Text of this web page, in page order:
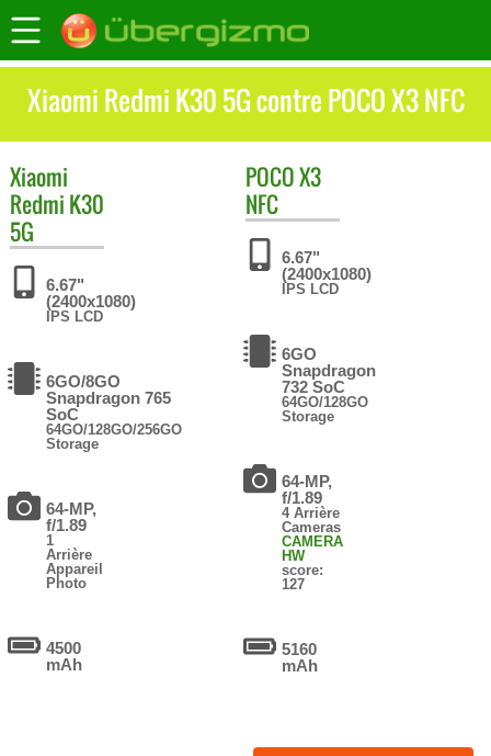
Xiaomi Redmi K30 5G contre POCO X3 NFC
Xiaomi
Redmi K30
5G
6.67"
(2400x1080)
IPS LCD
6GO/8GO
Snapdragon 765
SoC
64GO/128GO/256GO
Storage
64-MP,
f/1.89
1
Arrière
Appareil
Photo
4500
mAh
POCOX3
NFC
6.67"
(2400x1080)
IPS LCD
6GO
Snapdragon
732 SoC
64GO/128GO
Storage
64-MP,
f/1.89
4 Arrière
Cameras
CAMERA
HW
score:
127
5160
mAh